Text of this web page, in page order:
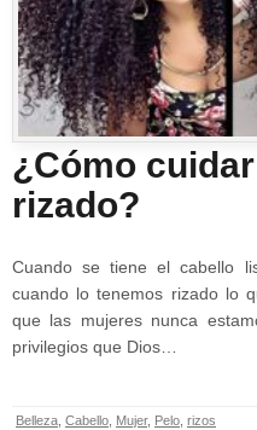
¿Cómo
rizado?
Cuando se tiene el cabello
cuando lo tenemos rizado lo
que las mujeres nunca
privilegios que Dios…
Belleza, Cabello, Mujer, Pelo, rizos